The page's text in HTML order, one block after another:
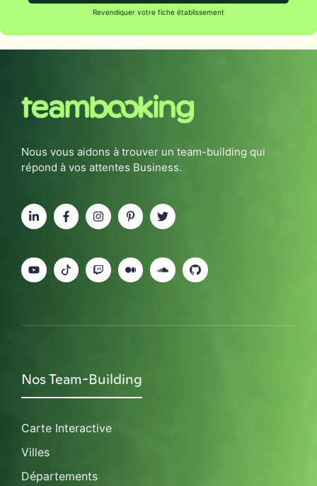
Revendiquer votre fiche établissement
Nous vous aidons à trouver un team-building qui
répond à vos attentes Business.
Nos Team-Building
Carte Interactive
Villes
Départements